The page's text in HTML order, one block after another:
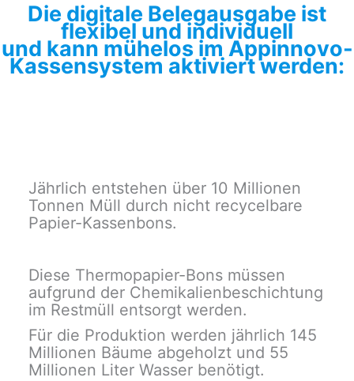
Die digitale Belegausgabe ist
flexibel und individuell
und kann mühelos im Appinnovo-
Kassensystem aktiviert werden:
Jährlich entstehen über 10 Millionen
Tonnen Müll durch nicht recycelbare
Papier-Kassenbons.
Diese Thermopapier-Bons müssen
aufgrund der Chemikalienbeschichtung
im Restmüll entsorgt werden.
Für die Produktion werden jährlich 145
Millionen Bäume abgeholzt und 55
Millionen Liter Wasser benötigt.